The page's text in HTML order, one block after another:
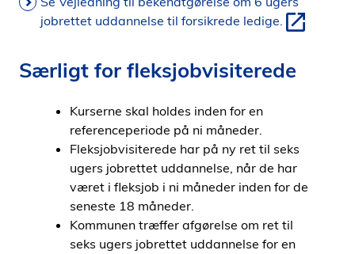
jobrettet uddannelse til forsikrede ledige.
Særligt for fleksjobvisiterede
Kurserne skal holdes inden for en
referenceperiode på ni måneder.
Fleksjobvisiterede har på ny ret til seks
ugers jobrettet uddannelse, når de har
været i fleksjob i ni måneder inden for de
seneste 18 måneder.
Kommunen træffer afgørelse om ret til
seks ugers jobrettet uddannelse for en